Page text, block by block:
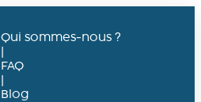
Qui sommes-nous ?
|
FAQ
|
Blog